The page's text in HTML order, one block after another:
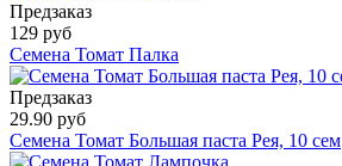
Предзаказ
129 руб
Семена Томат Палка
Предзаказ
29.90 руб
Семена Томат Большая паста Рея, 10 сем